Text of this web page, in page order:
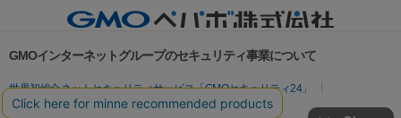
GMOインターネットグループのセキュリティ事業について
世界初総合ネットセキュリティサービス「GMOセキュリティ24」
パスワード漏洩診断
Webサイトリスク診断